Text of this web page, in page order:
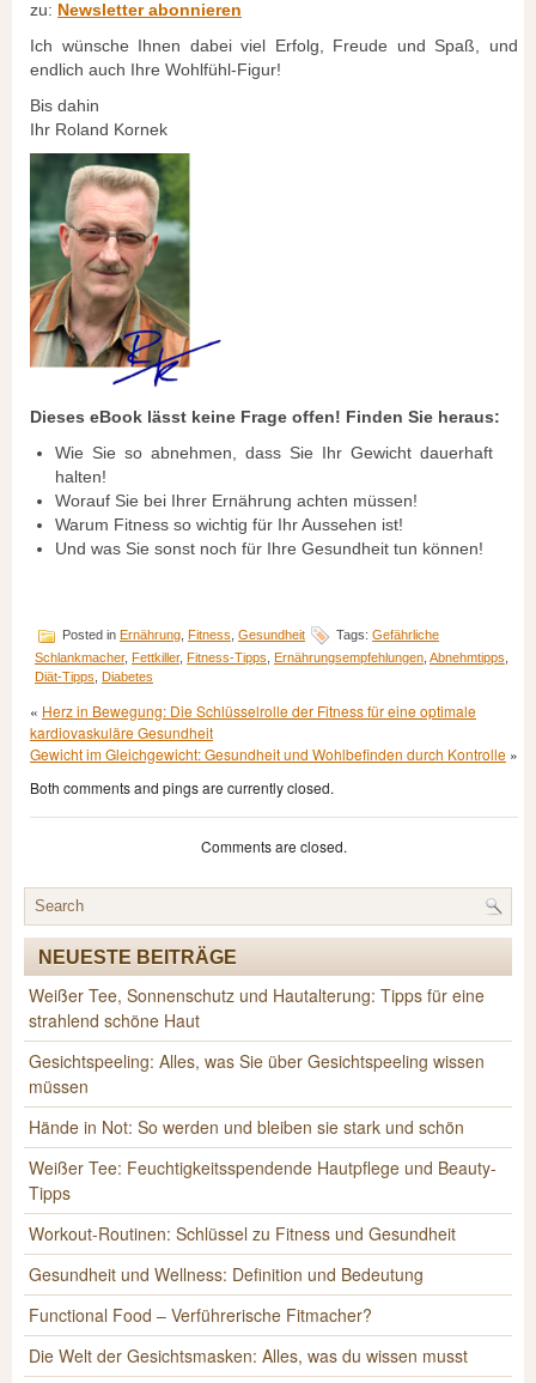
zu: Newsletter abonnieren
Ich wünsche Ihnen dabei viel Erfolg, Freude und Spaß, und
endlich auch Ihre Wohlfühl-Figur!
Bis dahin
Ihr Roland Kornek
Dieses eBook lässt keine Frage offen! Finden Sie heraus:
Wie Sie so abnehmen, dass Sie Ihr Gewicht dauerhaft
halten!
Worauf Sie bei Ihrer Ernährung achten müssen!
Warum Fitness so wichtig für Ihr Aussehen ist!
Und was Sie sonst noch für Ihre Gesundheit tun können!
Posted in Ernährung Fitness Gesundheit Tags: Gefährliche
Schlankmacher, Fettkiller, Fitness-Tipps Ernährungsempfehlungen Abnehmtipps
Diät-Tipps Diabetes
« Herz in Bewegung: Die Schlüsselrolle der Fitness für eine optimale
kardiovaskuläre Gesundheit
Gewicht im Gleichgewicht: Gesundheit und Wohlbefinden durch Kontrolle »
Both comments and pings are currently closed.
Comments are closed.
NEUESTE BEITRÄGE
Weißer Tee, Sonnenschutz und Hautalterung: Tipps für eine
strahlend schöne Haut
Gesichtspeeling: Alles, was Sie über Gesichtspeeling wissen
müssen
Hände in Not: So werden und bleiben sie stark und schön
Weißer Tee: Feuchtigkeitsspendende Hautpflege und Beauty-
Tipps
Workout-Routinen: Schlüssel zu Fitness und Gesundheit
Gesundheit und Wellness: Definition und Bedeutung
Functional Food – Verführerische Fitmacher?
Die Welt der Gesichtsmasken: Alles, was du wissen musst